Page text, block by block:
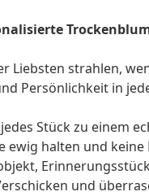
Liebsten strahlen,
Persönlichkeit in
Stück zu einem
ewig halten und
und